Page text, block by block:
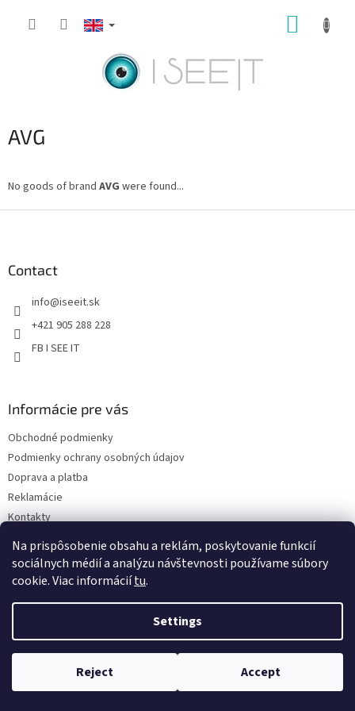
Na prispôsobenie obsahu a reklám, poskytovanie funkcií
sociálnych médií a analýzu návštevnosti používame súbory
cookie. Viac informáciítu.
Settings
Reject Accept
AVG
No goods of brand AVG were found...
Contact
info@iseeit.sk
+421 905 288 228
FB I SEE IT
Informácie pre vás
Obchodné podmienky
Podmienky ochrany osobných údajov
Doprava a platba
Reklamácie
Kontakty
Eshop ISEEIT. All rights reserved.
settings